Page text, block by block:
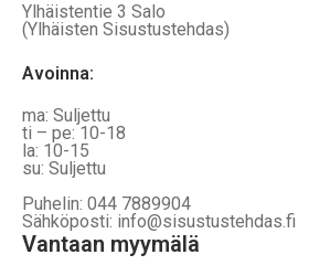
Ylhäistentie 3 Salo
(Ylhäisten Sisustustehdas)
Avoinna:
ma: Suljettu
ti – pe: 10-18
la: 10-15
su: Suljettu
Puhelin: 044 7889904
Sähköposti: info@sisustustehdas.fi
Vantaan myymälä